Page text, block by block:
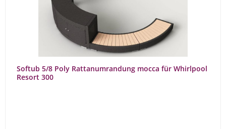
Softub 5/8 Poly Rattanumrandung mocca für Whirlpool
Resort 300